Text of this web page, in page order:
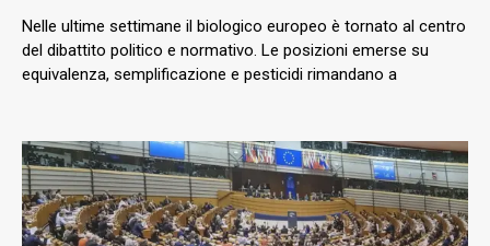
Nelle ultime settimane il biologico europeo è tornato al centro
del dibattito politico e normativo. Le posizioni emerse su
equivalenza, semplificazione e pesticidi rimandano a